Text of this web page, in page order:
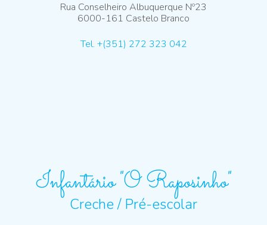
Rua Conselheiro Albuquerque Nº23
6000-161 Castelo Branco
Tel. +(351) 272 323 042
Infantário "O Raposinho"
Creche / Pré-escolar